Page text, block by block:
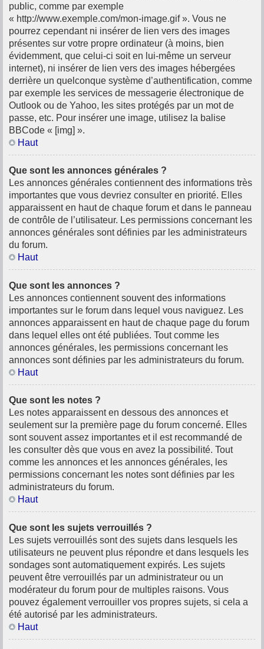
public, comme par exemple
« http://www.exemple.com/mon-image.gif ». Vous ne
pourrez cependant ni insérer de lien vers des images
présentes sur votre propre ordinateur (à moins, bien
évidemment, que celui-ci soit en lui-même un serveur
internet), ni insérer de lien vers des images hébergées
derrière un quelconque système d’authentification, comme
par exemple les services de messagerie électronique de
Outlook ou de Yahoo, les sites protégés par un mot de
passe, etc. Pour insérer une image, utilisez la balise
BBCode « [img] ».
Haut
Que sont les annonces générales ?
Les annonces générales contiennent des informations très
importantes que vous devriez consulter en priorité. Elles
apparaissent en haut de chaque forum et dans le panneau
de contrôle de l’utilisateur. Les permissions concernant les
annonces générales sont définies par les administrateurs
du forum.
Haut
Que sont les annonces ?
Les annonces contiennent souvent des informations
importantes sur le forum dans lequel vous naviguez. Les
annonces apparaissent en haut de chaque page du forum
dans lequel elles ont été publiées. Tout comme les
annonces générales, les permissions concernant les
annonces sont définies par les administrateurs du forum.
Haut
Que sont les notes ?
Les notes apparaissent en dessous des annonces et
seulement sur la première page du forum concerné. Elles
sont souvent assez importantes et il est recommandé de
les consulter dès que vous en avez la possibilité. Tout
comme les annonces et les annonces générales, les
permissions concernant les notes sont définies par les
administrateurs du forum.
Haut
Que sont les sujets verrouillés ?
Les sujets verrouillés sont des sujets dans lesquels les
utilisateurs ne peuvent plus répondre et dans lesquels les
sondages sont automatiquement expirés. Les sujets
peuvent être verrouillés par un administrateur ou un
modérateur du forum pour de multiples raisons. Vous
pouvez également verrouiller vos propres sujets, si cela a
été autorisé par les administrateurs.
Haut